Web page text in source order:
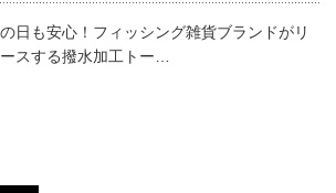
日も安心！フィッシング雑貨ブランドがリ
ースする撥水加工トー…